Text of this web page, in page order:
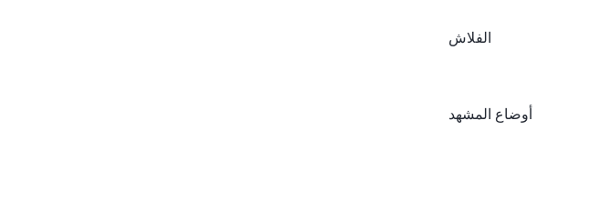
الفلاش
أوضاع المشهد